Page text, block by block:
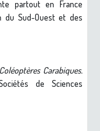
partout en France
du Sud-Ouest et des
Coléoptères Carabiques.
de Sciences